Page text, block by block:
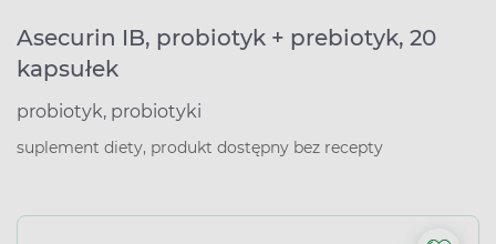
Asecurin IB, probiotyk + prebiotyk, 20
kapsułek
probiotyk, probiotyki
suplement diety, produkt dostępny bez recepty